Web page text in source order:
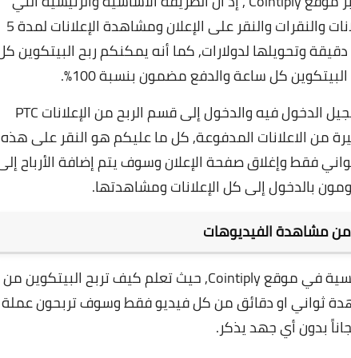
يعتمد عليها موقع Cointiply هي مشاهدة الإعلانات والنقرات والنقر على الإعلان ومشاهدة الإعلانات لمدة 5
وتحويلها لدولارات,كما أنه يمكنكم ربح البيتكوين
كل ساعة والدفع مضمون بنسبة 100%.
الدخول فيه والدخول إلى قسمالربح من الإعلانات PTC
من الاعلانات المدفوعة, كل ما عليكم هو النقر على هذه
كلٌ على حِدا ومشاهدة الإعلانات لمدة 5 ثواني فقط وإغلاق صفحة الإعلان وسوف يتم إضافة الأرباح
بالدخول إلى كل الإعلانات ومشاهدتها.
من مشاهدة الفيديوهات
إن الربح من مشاهدة الفيديوهات من الطرق الرئيسية في موقع Cointiply, حيث تعلم كيف تربح البيتكوين من
ثواني او دقائق من كل فيديو فقط وسوف تربحون عملة
بدون أي جهد يذكر.